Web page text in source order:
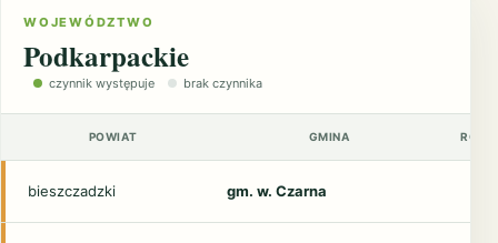
WOJEWÓDZTWO
Podkarpackie
czynnik występuje brak czynnika
POWIAT GMINA
bieszczadzki gm. w. Czarna